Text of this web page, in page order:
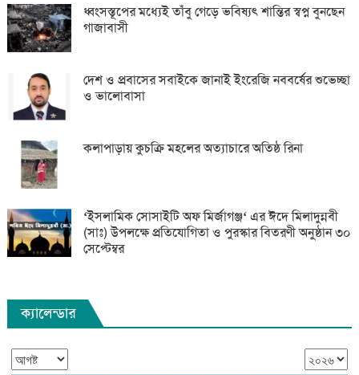
ধ্বংসস্তূপের মধ্যেই তাঁবু গেড়ে ভবিষ্যৎ শান্তির স্বপ্ন বুনছেন
গাজাবাসী
দেশ ও প্রবাসের সবাইকে জানাই ইংরেজি নববর্ষের শুভেচ্ছা
ও ভালোবাসা
কলাপাড়ায় কুচক্রি মহলের অত্যাচারে অতিষ্ঠ রিনা
‘ইসলামিক সোসাইটি অফ মির্জাগঞ্জ‘ এর ঈদে মিলাদুন্নবী
(সাঃ) উপলক্ষে প্রতিযোগিতা ও পুরস্কার বিতরণী অনুষ্ঠান ৩০
সেপ্টেম্বর
ক্যালেন্ডার